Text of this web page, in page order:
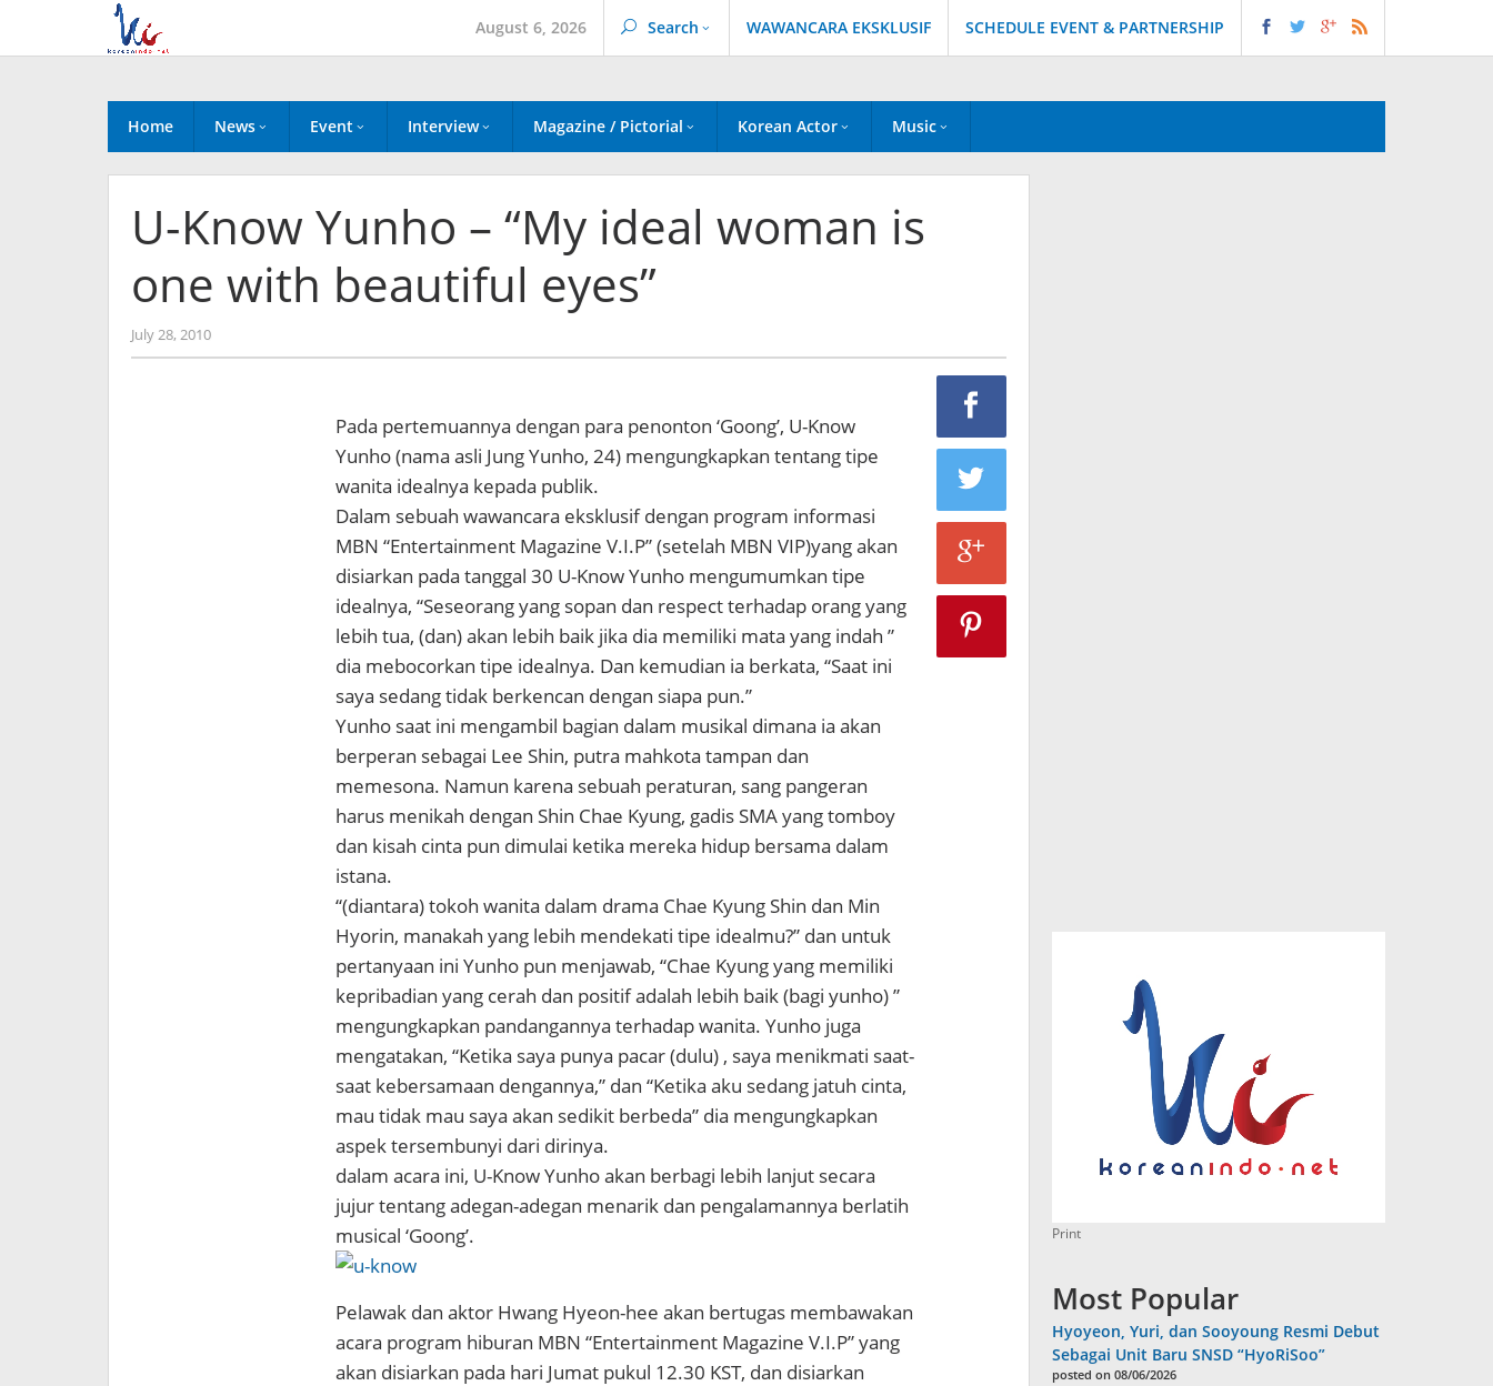
content
August 6, 2026 Search WAWANCARA EKSKLUSIF SCHEDULE EVENT & PARTNERSHIP
Home News Event Interview Magazine / Pictorial Korean Actor Music
U-Know Yunho – “My ideal woman is
one with beautiful eyes”
July 28, 2010by
Koreanindo
Pada pertemuannya dengan para penonton ‘Goong’, U-Know
Yunho (nama asli Jung Yunho, 24) mengungkapkan tentang tipe
wanita idealnya kepada publik.
Dalam sebuah wawancara eksklusif dengan program informasi
MBN “Entertainment Magazine V.I.P” (setelah MBN VIP)yang akan
disiarkan pada tanggal 30 U-Know Yunho mengumumkan tipe
idealnya, “Seseorang yang sopan dan respect terhadap orang yang
lebih tua, (dan) akan lebih baik jika dia memiliki mata yang indah ”
dia mebocorkan tipe idealnya. Dan kemudian ia berkata, “Saat ini
saya sedang tidak berkencan dengan siapa pun.”
Yunho saat ini mengambil bagian dalam musikal dimana ia akan
berperan sebagai Lee Shin, putra mahkota tampan dan
memesona. Namun karena sebuah peraturan, sang pangeran
harus menikah dengan Shin Chae Kyung, gadis SMA yang tomboy
dan kisah cinta pun dimulai ketika mereka hidup bersama dalam
istana.
“(diantara) tokoh wanita dalam drama Chae Kyung Shin dan Min
Hyorin, manakah yang lebih mendekati tipe idealmu?” dan untuk
pertanyaan ini Yunho pun menjawab, “Chae Kyung yang memiliki
kepribadian yang cerah dan positif adalah lebih baik (bagi yunho) ”
mengungkapkan pandangannya terhadap wanita. Yunho juga
mengatakan, “Ketika saya punya pacar (dulu) , saya menikmati saat-
saat kebersamaan dengannya,” dan “Ketika aku sedang jatuh cinta,
mau tidak mau saya akan sedikit berbeda” dia mengungkapkan
aspek tersembunyi dari dirinya.
dalam acara ini, U-Know Yunho akan berbagi lebih lanjut secara
jujur tentang adegan-adegan menarik dan pengalamannya berlatih
musical ‘Goong’.
Pelawak dan aktor Hwang Hyeon-hee akan bertugas membawakan
acara program hiburan MBN “Entertainment Magazine V.I.P” yang
akan disiarkan pada hari Jumat pukul 12.30 KST, dan disiarkan
Print
Most Popular
Hyoyeon, Yuri, dan Sooyoung Resmi Debut
Sebagai Unit Baru SNSD “HyoRiSoo”
posted on 08/06/2026